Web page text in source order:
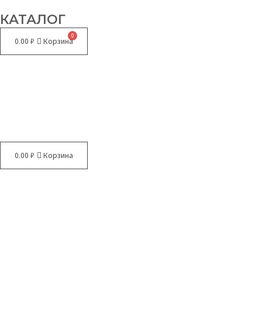
КАТАЛОГ
0.00 ₽ Корзина
0.00 ₽ Корзина